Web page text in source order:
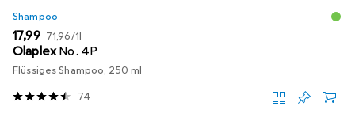
Shampoo
EUR
17,99 EUR
71,96/1l
OlaplexNo. 4P
Flüssiges Shampoo, 250 ml
74